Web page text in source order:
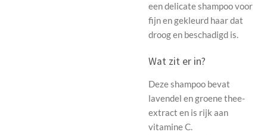
een delicate shampoo voor
fijn en gekleurd haar dat
droog en beschadigd is.
Wat zit er in?
Deze shampoo bevat
lavendel en groene thee-
extract en is rijk aan
vitamine C.